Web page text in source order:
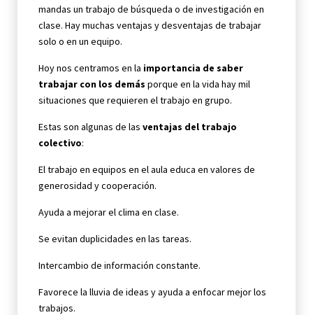
mandas un trabajo de búsqueda o de investigación en
clase. Hay muchas ventajas y desventajas de trabajar
solo o en un equipo.
Hoy nos centramos en la importancia de saber
trabajar con los demás porque en la vida hay mil
situaciones que requieren el trabajo en grupo.
Estas son algunas de las ventajas del trabajo
colectivo:
El trabajo en equipos en el aula educa en valores de
generosidad y cooperación.
Ayuda a mejorar el clima en clase.
Se evitan duplicidades en las tareas.
Intercambio de información constante.
Favorece la lluvia de ideas y ayuda a enfocar mejor los
trabajos.